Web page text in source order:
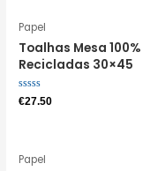
Papel
Toalhas Mesa 100%
Recicladas 30×45
Avaliação
0
€27.50
Papel